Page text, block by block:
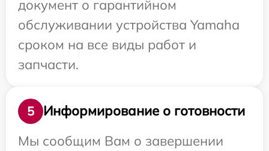
документ о гарантийном
обслуживании устройства Yamaha
сроком на все виды работ и
запчасти.
5
Информирование о готовности
Мы сообщим Вам о завершении